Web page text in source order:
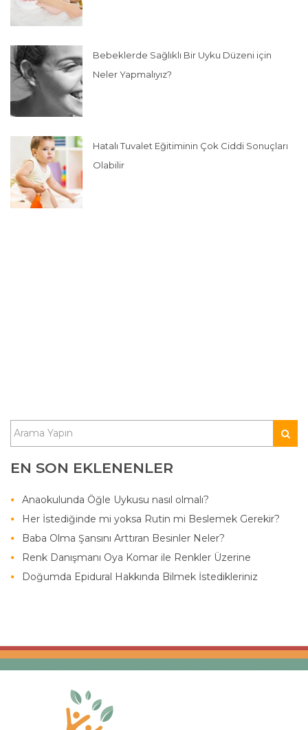
Bebeklerde Sağlıklı Bir Uyku Düzeni için
Neler Yapmalıyız?
Hatalı Tuvalet Eğitiminin Çok Ciddi Sonuçları
Olabilir
EN SON EKLENENLER
Anaokulunda Öğle Uykusu nasıl olmalı?
Her İstediğinde mi yoksa Rutin mi Beslemek Gerekir?
Baba Olma Şansını Arttıran Besinler Neler?
Renk Danışmanı Oya Komar ile Renkler Üzerine
Doğumda Epidural Hakkında Bilmek İstedikleriniz